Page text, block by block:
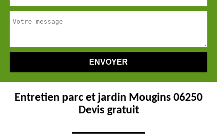
Entretien parc et jardin Mougins 06250
Devis gratuit